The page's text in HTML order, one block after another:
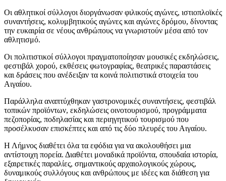
Οι αθλητικοί σύλλογοι διοργάνωσαν φιλικούς αγώνες, ιστιοπλοϊκές
συναντήσεις, κολυμβητικούς αγώνες και αγώνες δρόμου, δίνοντας
την ευκαιρία σε νέους ανθρώπους να γνωριστούν μέσα από τον
αθλητισμό.
Οι πολιτιστικοί σύλλογοι πραγματοποίησαν μουσικές εκδηλώσεις,
φεστιβάλ χορού, εκθέσεις φωτογραφίας, θεατρικές παραστάσεις
και δράσεις που ανέδειξαν τα κοινά πολιτιστικά στοιχεία του
Αιγαίου.
Παράλληλα αναπτύχθηκαν γαστρονομικές συναντήσεις, φεστιβάλ
τοπικών προϊόντων, εκδηλώσεις οινοτουρισμού, προγράμματα
πεζοπορίας, ποδηλασίας και περιηγητικού τουρισμού που
προσέλκυσαν επισκέπτες και από τις δύο πλευρές του Αιγαίου.
Η Λήμνος διαθέτει όλα τα εφόδια για να ακολουθήσει μια
αντίστοιχη πορεία. Διαθέτει μοναδικά προϊόντα, σπουδαία ιστορία,
εξαιρετικές παραλίες, σημαντικούς αρχαιολογικούς χώρους,
δυναμικούς συλλόγους και ανθρώπους με ιδέες και διάθεση για